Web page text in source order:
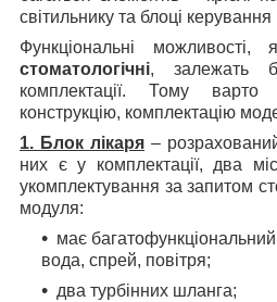
світильнику та блоці керування
Функціональні
стоматологічні, залежать
комплектації. Тому варто
конструкцію, комплектацію
1. Блок лікаря –
них є у комплектації, два
укомплектування за запитом
модуля:
має
вода, спрей, повітря;
два турбінних шланга;